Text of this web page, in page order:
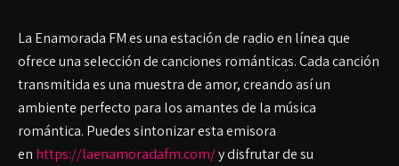
La Enamorada FM es una estación de radio en línea que
ofrece una selección de canciones románticas. Cada canción
transmitida es una muestra de amor, creando así un
ambiente perfecto para los amantes de la música
romántica. Puedes sintonizar esta emisora
en https://laenamoradafm.com/y disfrutar de su